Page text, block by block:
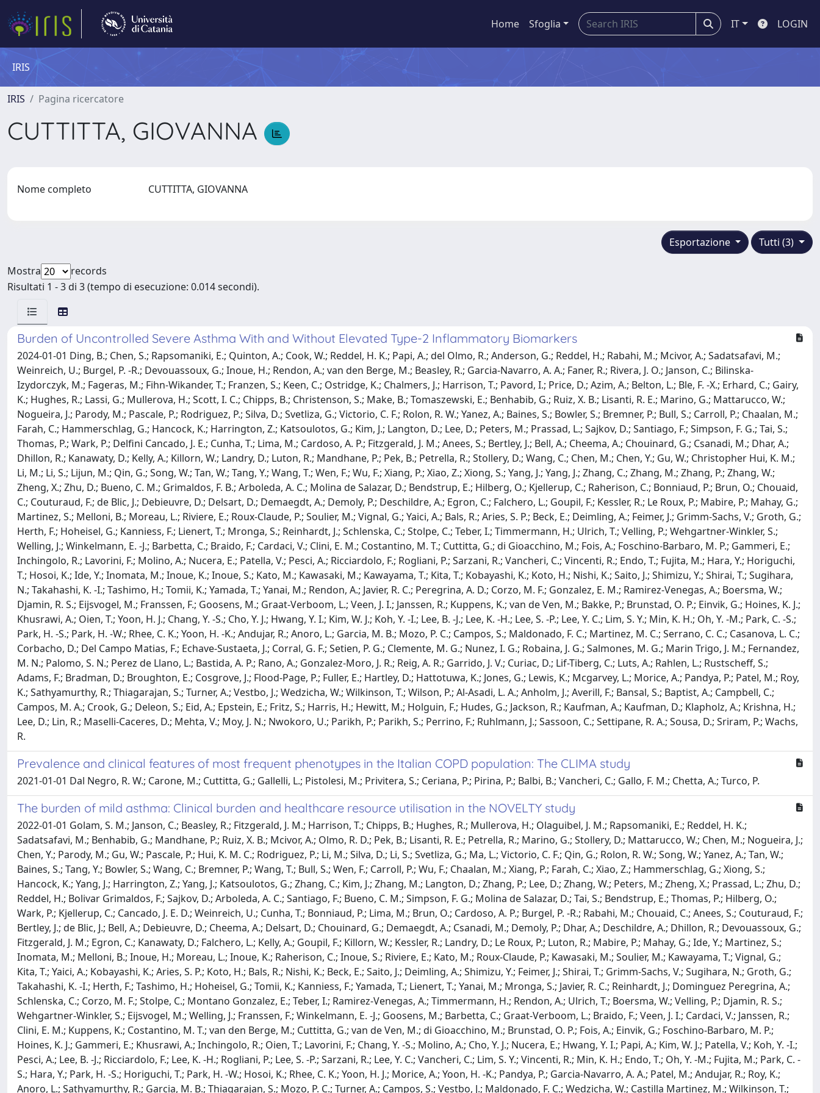
Home Sfoglia IT LOGIN
IRIS
IRIS Pagina ricercatore
CUTTITTA, GIOVANNA
Nome completo CUTTITTA, GIOVANNA
Tutti (3)
Esportazione
Mostra
records
Risultati 1 - 3 di 3 (tempo di esecuzione: 0.014 secondi).
Burden of Uncontrolled Severe Asthma With and Without Elevated Type-2 Inflammatory Biomarkers
2024-01-01 Ding, B.; Chen, S.; Rapsomaniki, E.; Quinton, A.; Cook, W.; Reddel, H. K.; Papi, A.; del Olmo, R.; Anderson, G.; Reddel, H.; Rabahi, M.; Mcivor, A.; Sadatsafavi, M.;
Weinreich, U.; Burgel, P. -R.; Devouassoux, G.; Inoue, H.; Rendon, A.; van den Berge, M.; Beasley, R.; Garcia-Navarro, A. A.; Faner, R.; Rivera, J. O.; Janson, C.; Bilinska-
Izydorczyk, M.; Fageras, M.; Fihn-Wikander, T.; Franzen, S.; Keen, C.; Ostridge, K.; Chalmers, J.; Harrison, T.; Pavord, I.; Price, D.; Azim, A.; Belton, L.; Ble, F. -X.; Erhard, C.; Gairy,
K.; Hughes, R.; Lassi, G.; Mullerova, H.; Scott, I. C.; Chipps, B.; Christenson, S.; Make, B.; Tomaszewski, E.; Benhabib, G.; Ruiz, X. B.; Lisanti, R. E.; Marino, G.; Mattarucco, W.;
Nogueira, J.; Parody, M.; Pascale, P.; Rodriguez, P.; Silva, D.; Svetliza, G.; Victorio, C. F.; Rolon, R. W.; Yanez, A.; Baines, S.; Bowler, S.; Bremner, P.; Bull, S.; Carroll, P.; Chaalan, M.;
Farah, C.; Hammerschlag, G.; Hancock, K.; Harrington, Z.; Katsoulotos, G.; Kim, J.; Langton, D.; Lee, D.; Peters, M.; Prassad, L.; Sajkov, D.; Santiago, F.; Simpson, F. G.; Tai, S.;
Thomas, P.; Wark, P.; Delfini Cancado, J. E.; Cunha, T.; Lima, M.; Cardoso, A. P.; Fitzgerald, J. M.; Anees, S.; Bertley, J.; Bell, A.; Cheema, A.; Chouinard, G.; Csanadi, M.; Dhar, A.;
Dhillon, R.; Kanawaty, D.; Kelly, A.; Killorn, W.; Landry, D.; Luton, R.; Mandhane, P.; Pek, B.; Petrella, R.; Stollery, D.; Wang, C.; Chen, M.; Chen, Y.; Gu, W.; Christopher Hui, K. M.;
Li, M.; Li, S.; Lijun, M.; Qin, G.; Song, W.; Tan, W.; Tang, Y.; Wang, T.; Wen, F.; Wu, F.; Xiang, P.; Xiao, Z.; Xiong, S.; Yang, J.; Yang, J.; Zhang, C.; Zhang, M.; Zhang, P.; Zhang, W.;
Zheng, X.; Zhu, D.; Bueno, C. M.; Grimaldos, F. B.; Arboleda, A. C.; Molina de Salazar, D.; Bendstrup, E.; Hilberg, O.; Kjellerup, C.; Raherison, C.; Bonniaud, P.; Brun, O.; Chouaid,
C.; Couturaud, F.; de Blic, J.; Debieuvre, D.; Delsart, D.; Demaegdt, A.; Demoly, P.; Deschildre, A.; Egron, C.; Falchero, L.; Goupil, F.; Kessler, R.; Le Roux, P.; Mabire, P.; Mahay, G.;
Martinez, S.; Melloni, B.; Moreau, L.; Riviere, E.; Roux-Claude, P.; Soulier, M.; Vignal, G.; Yaici, A.; Bals, R.; Aries, S. P.; Beck, E.; Deimling, A.; Feimer, J.; Grimm-Sachs, V.; Groth, G.;
Herth, F.; Hoheisel, G.; Kanniess, F.; Lienert, T.; Mronga, S.; Reinhardt, J.; Schlenska, C.; Stolpe, C.; Teber, I.; Timmermann, H.; Ulrich, T.; Velling, P.; Wehgartner-Winkler, S.;
Welling, J.; Winkelmann, E. -J.; Barbetta, C.; Braido, F.; Cardaci, V.; Clini, E. M.; Costantino, M. T.; Cuttitta, G.; di Gioacchino, M.; Fois, A.; Foschino-Barbaro, M. P.; Gammeri, E.;
Inchingolo, R.; Lavorini, F.; Molino, A.; Nucera, E.; Patella, V.; Pesci, A.; Ricciardolo, F.; Rogliani, P.; Sarzani, R.; Vancheri, C.; Vincenti, R.; Endo, T.; Fujita, M.; Hara, Y.; Horiguchi,
T.; Hosoi, K.; Ide, Y.; Inomata, M.; Inoue, K.; Inoue, S.; Kato, M.; Kawasaki, M.; Kawayama, T.; Kita, T.; Kobayashi, K.; Koto, H.; Nishi, K.; Saito, J.; Shimizu, Y.; Shirai, T.; Sugihara,
N.; Takahashi, K. -I.; Tashimo, H.; Tomii, K.; Yamada, T.; Yanai, M.; Rendon, A.; Javier, R. C.; Peregrina, A. D.; Corzo, M. F.; Gonzalez, E. M.; Ramirez-Venegas, A.; Boersma, W.;
Djamin, R. S.; Eijsvogel, M.; Franssen, F.; Goosens, M.; Graat-Verboom, L.; Veen, J. I.; Janssen, R.; Kuppens, K.; van de Ven, M.; Bakke, P.; Brunstad, O. P.; Einvik, G.; Hoines, K. J.;
Khusrawi, A.; Oien, T.; Yoon, H. J.; Chang, Y. -S.; Cho, Y. J.; Hwang, Y. I.; Kim, W. J.; Koh, Y. -I.; Lee, B. -J.; Lee, K. -H.; Lee, S. -P.; Lee, Y. C.; Lim, S. Y.; Min, K. H.; Oh, Y. -M.; Park, C. -S.;
Park, H. -S.; Park, H. -W.; Rhee, C. K.; Yoon, H. -K.; Andujar, R.; Anoro, L.; Garcia, M. B.; Mozo, P. C.; Campos, S.; Maldonado, F. C.; Martinez, M. C.; Serrano, C. C.; Casanova, L. C.;
Corbacho, D.; Del Campo Matias, F.; Echave-Sustaeta, J.; Corral, G. F.; Setien, P. G.; Clemente, M. G.; Nunez, I. G.; Robaina, J. G.; Salmones, M. G.; Marin Trigo, J. M.; Fernandez,
M. N.; Palomo, S. N.; Perez de Llano, L.; Bastida, A. P.; Rano, A.; Gonzalez-Moro, J. R.; Reig, A. R.; Garrido, J. V.; Curiac, D.; Lif-Tiberg, C.; Luts, A.; Rahlen, L.; Rustscheff, S.;
Adams, F.; Bradman, D.; Broughton, E.; Cosgrove, J.; Flood-Page, P.; Fuller, E.; Hartley, D.; Hattotuwa, K.; Jones, G.; Lewis, K.; Mcgarvey, L.; Morice, A.; Pandya, P.; Patel, M.; Roy,
K.; Sathyamurthy, R.; Thiagarajan, S.; Turner, A.; Vestbo, J.; Wedzicha, W.; Wilkinson, T.; Wilson, P.; Al-Asadi, L. A.; Anholm, J.; Averill, F.; Bansal, S.; Baptist, A.; Campbell, C.;
Campos, M. A.; Crook, G.; Deleon, S.; Eid, A.; Epstein, E.; Fritz, S.; Harris, H.; Hewitt, M.; Holguin, F.; Hudes, G.; Jackson, R.; Kaufman, A.; Kaufman, D.; Klapholz, A.; Krishna, H.;
Lee, D.; Lin, R.; Maselli-Caceres, D.; Mehta, V.; Moy, J. N.; Nwokoro, U.; Parikh, P.; Parikh, S.; Perrino, F.; Ruhlmann, J.; Sassoon, C.; Settipane, R. A.; Sousa, D.; Sriram, P.; Wachs,
R.
Prevalence and clinical features of most frequent phenotypes in the Italian COPD population: The CLIMA study
2021-01-01 Dal Negro, R. W.; Carone, M.; Cuttitta, G.; Gallelli, L.; Pistolesi, M.; Privitera, S.; Ceriana, P.; Pirina, P.; Balbi, B.; Vancheri, C.; Gallo, F. M.; Chetta, A.; Turco, P.
The burden of mild asthma: Clinical burden and healthcare resource utilisation in the NOVELTY study
2022-01-01 Golam, S. M.; Janson, C.; Beasley, R.; Fitzgerald, J. M.; Harrison, T.; Chipps, B.; Hughes, R.; Mullerova, H.; Olaguibel, J. M.; Rapsomaniki, E.; Reddel, H. K.;
Sadatsafavi, M.; Benhabib, G.; Mandhane, P.; Ruiz, X. B.; Mcivor, A.; Olmo, R. D.; Pek, B.; Lisanti, R. E.; Petrella, R.; Marino, G.; Stollery, D.; Mattarucco, W.; Chen, M.; Nogueira, J.;
Chen, Y.; Parody, M.; Gu, W.; Pascale, P.; Hui, K. M. C.; Rodriguez, P.; Li, M.; Silva, D.; Li, S.; Svetliza, G.; Ma, L.; Victorio, C. F.; Qin, G.; Rolon, R. W.; Song, W.; Yanez, A.; Tan, W.;
Baines, S.; Tang, Y.; Bowler, S.; Wang, C.; Bremner, P.; Wang, T.; Bull, S.; Wen, F.; Carroll, P.; Wu, F.; Chaalan, M.; Xiang, P.; Farah, C.; Xiao, Z.; Hammerschlag, G.; Xiong, S.;
Hancock, K.; Yang, J.; Harrington, Z.; Yang, J.; Katsoulotos, G.; Zhang, C.; Kim, J.; Zhang, M.; Langton, D.; Zhang, P.; Lee, D.; Zhang, W.; Peters, M.; Zheng, X.; Prassad, L.; Zhu, D.;
Reddel, H.; Bolivar Grimaldos, F.; Sajkov, D.; Arboleda, A. C.; Santiago, F.; Bueno, C. M.; Simpson, F. G.; Molina de Salazar, D.; Tai, S.; Bendstrup, E.; Thomas, P.; Hilberg, O.;
Wark, P.; Kjellerup, C.; Cancado, J. E. D.; Weinreich, U.; Cunha, T.; Bonniaud, P.; Lima, M.; Brun, O.; Cardoso, A. P.; Burgel, P. -R.; Rabahi, M.; Chouaid, C.; Anees, S.; Couturaud, F.;
Bertley, J.; de Blic, J.; Bell, A.; Debieuvre, D.; Cheema, A.; Delsart, D.; Chouinard, G.; Demaegdt, A.; Csanadi, M.; Demoly, P.; Dhar, A.; Deschildre, A.; Dhillon, R.; Devouassoux, G.;
Fitzgerald, J. M.; Egron, C.; Kanawaty, D.; Falchero, L.; Kelly, A.; Goupil, F.; Killorn, W.; Kessler, R.; Landry, D.; Le Roux, P.; Luton, R.; Mabire, P.; Mahay, G.; Ide, Y.; Martinez, S.;
Inomata, M.; Melloni, B.; Inoue, H.; Moreau, L.; Inoue, K.; Raherison, C.; Inoue, S.; Riviere, E.; Kato, M.; Roux-Claude, P.; Kawasaki, M.; Soulier, M.; Kawayama, T.; Vignal, G.;
Kita, T.; Yaici, A.; Kobayashi, K.; Aries, S. P.; Koto, H.; Bals, R.; Nishi, K.; Beck, E.; Saito, J.; Deimling, A.; Shimizu, Y.; Feimer, J.; Shirai, T.; Grimm-Sachs, V.; Sugihara, N.; Groth, G.;
Takahashi, K. -I.; Herth, F.; Tashimo, H.; Hoheisel, G.; Tomii, K.; Kanniess, F.; Yamada, T.; Lienert, T.; Yanai, M.; Mronga, S.; Javier, R. C.; Reinhardt, J.; Dominguez Peregrina, A.;
Schlenska, C.; Corzo, M. F.; Stolpe, C.; Montano Gonzalez, E.; Teber, I.; Ramirez-Venegas, A.; Timmermann, H.; Rendon, A.; Ulrich, T.; Boersma, W.; Velling, P.; Djamin, R. S.;
Wehgartner-Winkler, S.; Eijsvogel, M.; Welling, J.; Franssen, F.; Winkelmann, E. -J.; Goosens, M.; Barbetta, C.; Graat-Verboom, L.; Braido, F.; Veen, J. I.; Cardaci, V.; Janssen, R.;
Clini, E. M.; Kuppens, K.; Costantino, M. T.; van den Berge, M.; Cuttitta, G.; van de Ven, M.; di Gioacchino, M.; Brunstad, O. P.; Fois, A.; Einvik, G.; Foschino-Barbaro, M. P.;
Hoines, K. J.; Gammeri, E.; Khusrawi, A.; Inchingolo, R.; Oien, T.; Lavorini, F.; Chang, Y. -S.; Molino, A.; Cho, Y. J.; Nucera, E.; Hwang, Y. I.; Papi, A.; Kim, W. J.; Patella, V.; Koh, Y. -I.;
Pesci, A.; Lee, B. -J.; Ricciardolo, F.; Lee, K. -H.; Rogliani, P.; Lee, S. -P.; Sarzani, R.; Lee, Y. C.; Vancheri, C.; Lim, S. Y.; Vincenti, R.; Min, K. H.; Endo, T.; Oh, Y. -M.; Fujita, M.; Park, C. -
S.; Hara, Y.; Park, H. -S.; Horiguchi, T.; Park, H. -W.; Hosoi, K.; Rhee, C. K.; Yoon, H. J.; Morice, A.; Yoon, H. -K.; Pandya, P.; Garcia-Navarro, A. A.; Patel, M.; Andujar, R.; Roy, K.;
Anoro, L.; Sathyamurthy, R.; Garcia, M. B.; Thiagarajan, S.; Mozo, P. C.; Turner, A.; Campos, S.; Vestbo, J.; Maldonado, F. C.; Wedzicha, W.; Castilla Martinez, M.; Wilkinson, T.;